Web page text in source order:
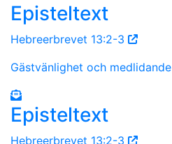
Episteltext
Hebreerbrevet 13:2-3
Gästvänlighet och medlidande
Episteltext
Hebreerbrevet 13:2-3